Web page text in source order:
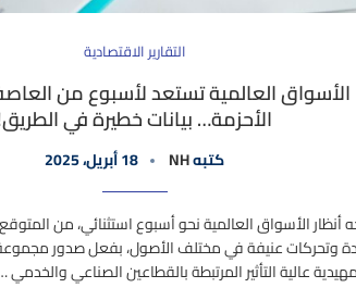
التقارير الاقتصادية
الأسواق العالمية تستعد لأسبوع من
الأحزمة… بيانات خطيرة في
كتبهNH 18 أبريل، 2025
أنظار الأسواق العالمية نحو أسبوع استثنائي، من
وتحركات عنيفة في مختلف الأصول، بفعل صدور مجموعة
عالية التأثير المرتبطة بالقطاعين الصناعي والخدمي